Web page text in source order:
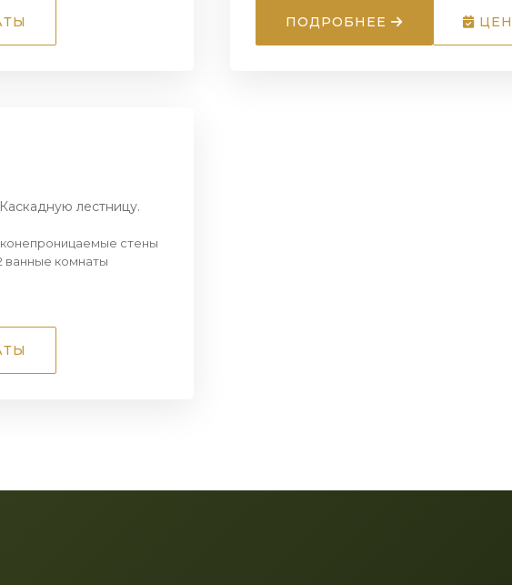
ПОДРОБНЕЕ
лестницу.
стены
ванные комнаты